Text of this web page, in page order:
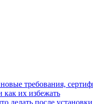
требования,
их избежать
делать после установки